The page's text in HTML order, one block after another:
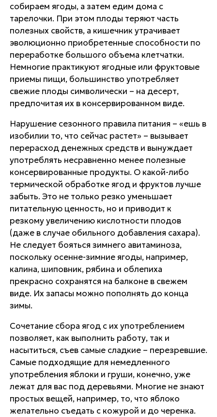
собираем ягоды, а затем едим дома с
тарелочки. При этом плоды теряют часть
полезных свойств, а кишечник утрачивает
эволюционно приобретенные способности по
переработке большого объема клетчатки.
Немногие практикуют ягодные или фруктовые
приемы пищи, большинство употребляет
свежие плоды символически – на десерт,
предпочитая их в консервированном виде.
Нарушение сезонного правила питания – «ешь в
изобилии то, что сейчас растет» – вызывает
перерасход денежных средств и вынуждает
употреблять несравненно менее полезные
консервированные продукты. О какой-либо
термической обработке ягод и фруктов лучше
забыть. Это не только резко уменьшает
питательную ценность, но и приводит к
резкому увеличению кислотности плодов
(даже в случае обильного добавления сахара).
Не следует бояться зимнего авитаминоза,
поскольку осенне-зимние ягоды, например,
калина, шиповник, рябина и облепиха
прекрасно сохранятся на балконе в свежем
виде. Их запасы можно пополнять до конца
зимы.
Сочетание сбора ягод с их употреблением
позволяет, как выполнить работу, так и
насытиться, съев самые сладкие – перезревшие.
Самые подходящие для немедленного
употребления яблоки и груши, конечно, уже
лежат для вас под деревьями. Многие не знают
простых вещей, например, то, что яблоко
желательно съедать с кожурой и до черенка.